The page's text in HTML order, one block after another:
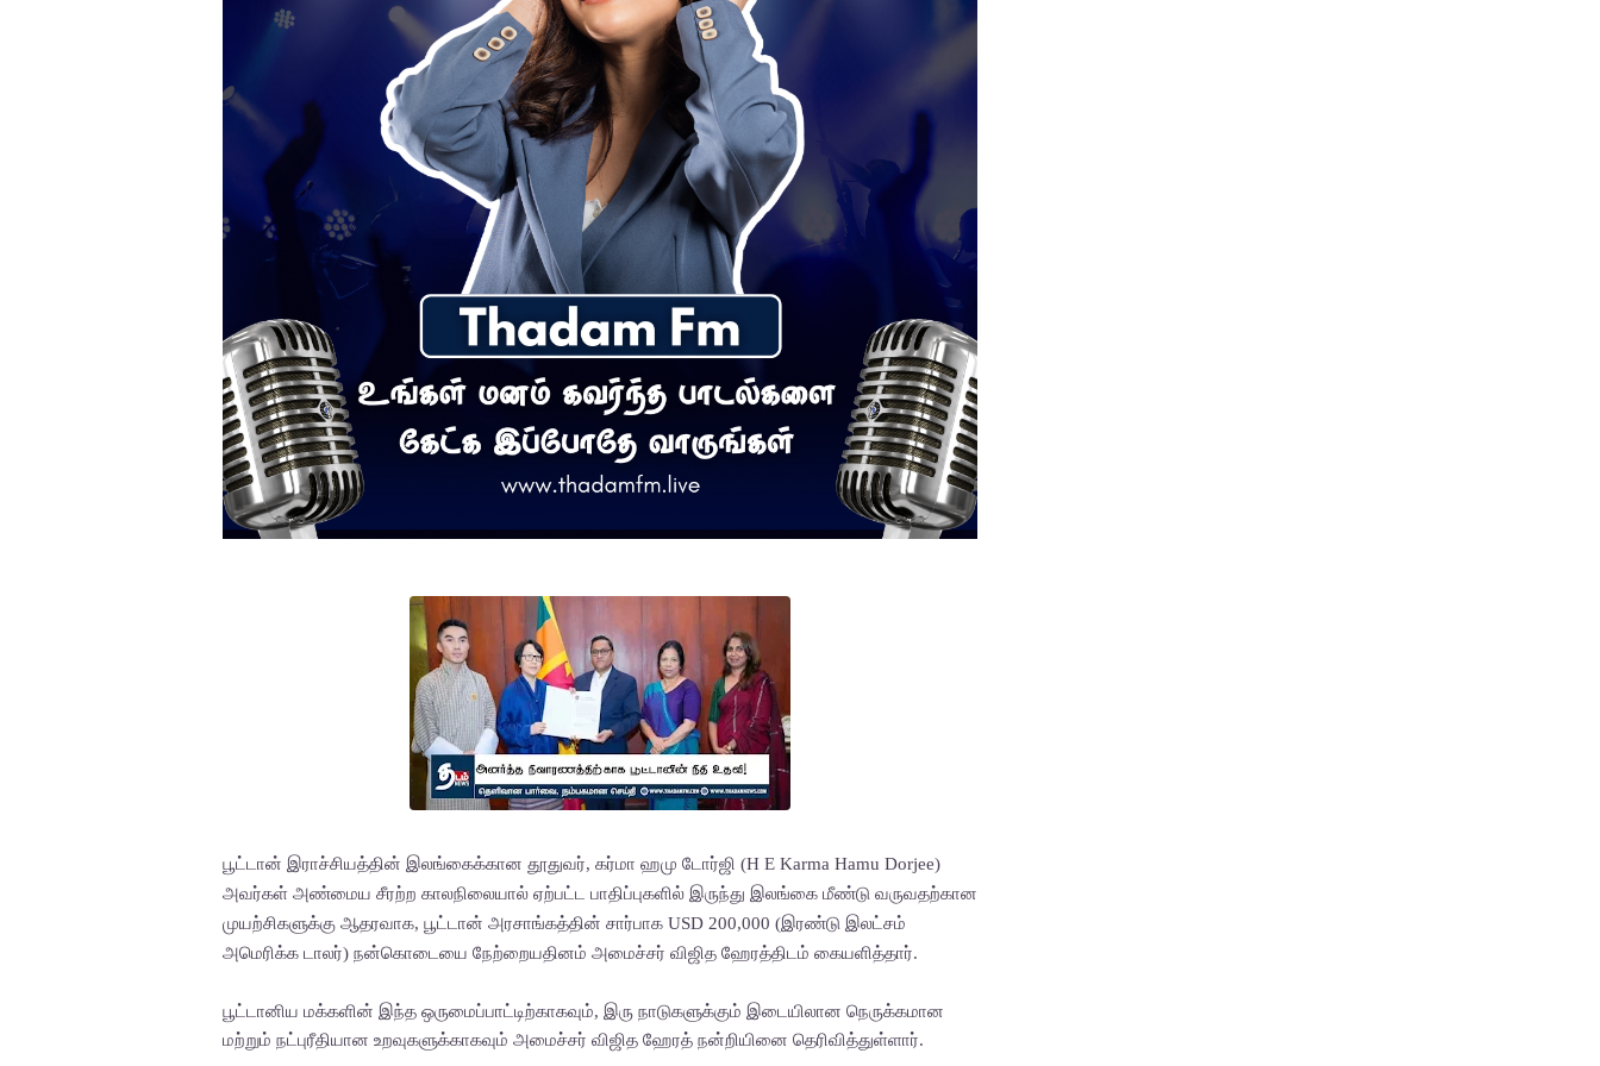
பூட்டான் இராச்சியத்தின் இலங்கைக்கான தூதுவர், கர்மா ஹமு டோர்ஜி (H E Karma Hamu Dorjee)
அவர்கள் அண்மைய சீரற்ற காலநிலையால் ஏற்பட்ட பாதிப்புகளில் இருந்து இலங்கை மீண்டு வருவதற்கான
முயற்சிகளுக்கு ஆதரவாக, பூட்டான் அரசாங்கத்தின் சார்பாக USD 200,000 (இரண்டு இலட்சம்
அமெரிக்க டாலர்) நன்கொடையை நேற்றையதினம் அமைச்சர் விஜித ஹேரத்திடம் கையளித்தார்.
பூட்டானிய மக்களின் இந்த ஒருமைப்பாட்டிற்காகவும், இரு நாடுகளுக்கும் இடையிலான நெருக்கமான
மற்றும் நட்புரீதியான உறவுகளுக்காகவும் அமைச்சர் விஜித ஹேரத் நன்றியினை தெரிவித்துள்ளார்.